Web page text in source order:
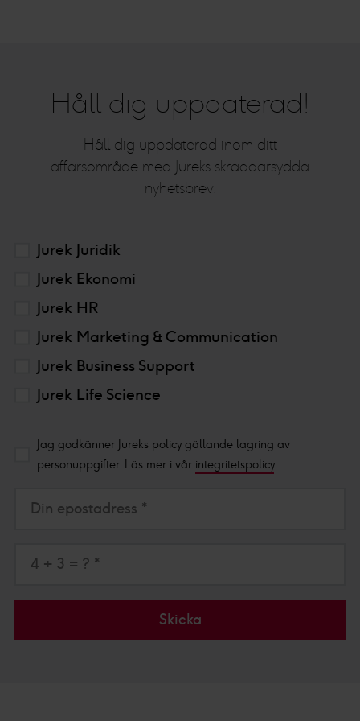
Håll dig uppdaterad!
Håll dig uppdaterad inom ditt
affärsområde med Jureks skräddarsydda
nyhetsbrev.
Jurek Juridik
Jurek Ekonomi
Jurek HR
Jurek Marketing & Communication
Jurek Business Support
Jurek Life Science
Jag godkänner Jureks policy gällande lagring av
personuppgifter. Läs mer i vår integritetspolicy.
Din epostadress *
4 + 3 = ? *
Skicka